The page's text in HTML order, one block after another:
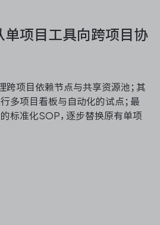
单项目工具向跨项目协
跨项目依赖节点与共享资源池；其
多项目看板与自动化的试点；最
标准化SOP，逐步替换原有单项